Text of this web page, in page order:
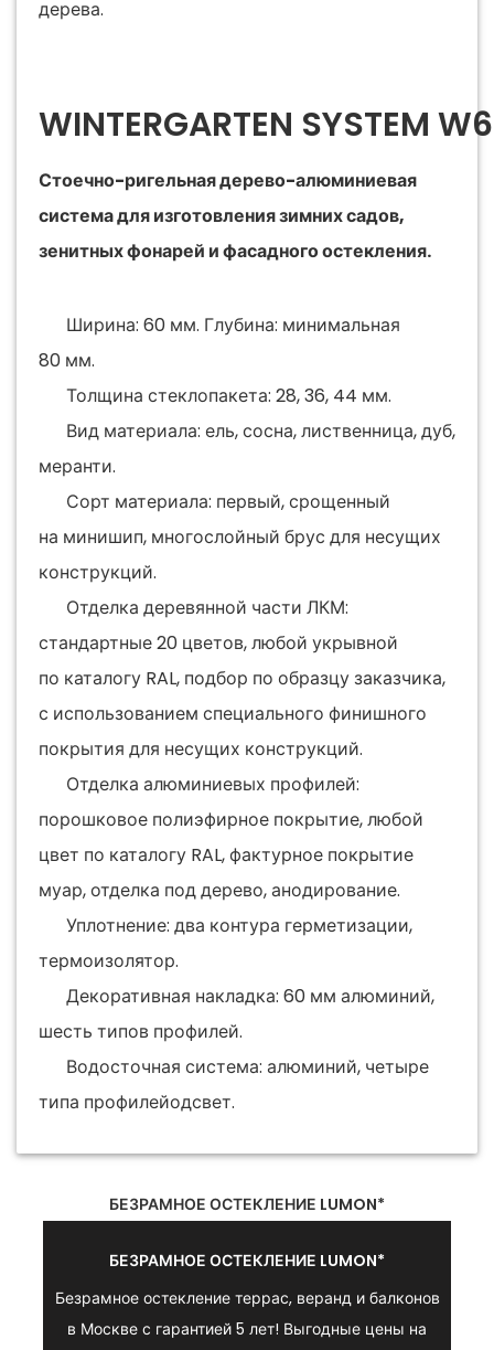
дерева.
WINTERGARTEN SYSTEM
Стоечно-ригельная дерево-алюминиевая
система для изготовления зимних садов,
зенитных фонарей и фасадного остекления.
Ширина: 60 мм. Глубина: минимальная
80 мм.
Толщина стеклопакета: 28, 36, 44 мм.
Вид материала: ель, сосна, лиственница, дуб,
меранти.
Сорт материала: первый, срощенный
на минишип, многослойный брус для несущих
конструкций.
Отделка деревянной части ЛКМ:
стандартные 20 цветов, любой укрывной
по каталогу RAL, подбор по образцу заказчика,
с использованием специального финишного
покрытия для несущих конструкций.
Отделка алюминиевых профилей:
порошковое полиэфирное покрытие, любой
цвет по каталогу RAL, фактурное покрытие
муар, отделка под дерево, анодирование.
Уплотнение: два контура герметизации,
термоизолятор.
Декоративная накладка: 60 мм алюминий,
шесть типов профилей.
Водосточная система: алюминий, четыре
типа профилейодсвет.
БЕЗРАМНОЕ ОСТЕКЛЕНИЕ LUMON*
БЕЗРАМНОЕ ОСТЕКЛЕНИЕ LUMON*
Безрамное остекление террас, веранд и балконов
в Москве с гарантией 5 лет! Выгодные цены на